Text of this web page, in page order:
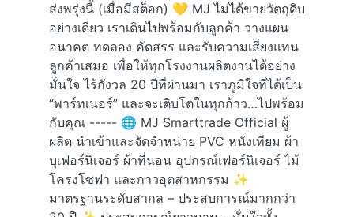
ส่งพรุ่งนี้ (เมื่อมีสต็อก) 💛 MJ ไม่ได้ขายวัตถุดิบ
อย่างเดียว เราเดินไปพร้อมกับลูกค้า วางแผน
อนาคต ทดลอง คัดสรร และรับความเสี่ยงแทน
ลูกค้าเสมอ เพื่อให้ทุกโรงงานผลิตงานได้อย่าง
มั่นใจ ไร้กังวล 20 ปีที่ผ่านมา เราภูมิใจที่ได้เป็น
“พาร์ทเนอร์” และจะเติบโตในทุกก้าว…ไปพร้อม
กับคุณ ----- 🌐 MJ Smarttrade Official ผู้
ผลิต นำเข้าและจัดจำหน่าย PVC หนังเทียม ผ้า
บุเฟอร์นิเจอร์ ผ้าที่นอน อุปกรณ์เฟอร์นิเจอร์ ไม้
โครงโซฟา และกาวอุตสาหกรรม ✨
มาตรฐานระดับสากล – ประสบการณ์มากกว่า